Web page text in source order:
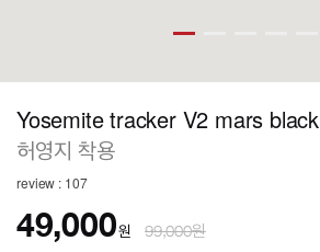
Yosemite tracker V2 mars black
허영지 착용
review : 107
49,000원 99,000원